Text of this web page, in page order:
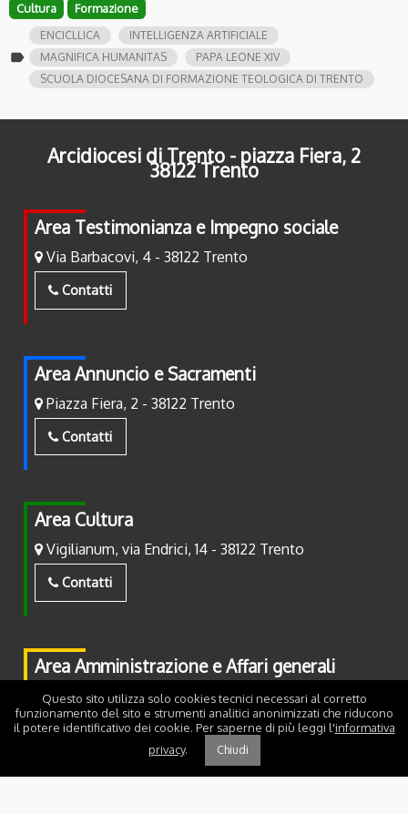
Cultura Formazione
label
ENCICLLICA
INTELLIGENZA ARTIFICIALE
MAGNIFICA HUMANITAS
PAPA LEONE XIV
SCUOLA DIOCESANA DI FORMAZIONE TEOLOGICA DI TRENTO
Arcidiocesi di Trento - piazza Fiera, 2
38122 Trento
Area Testimonianza e Impegno sociale
Via Barbacovi, 4 - 38122 Trento
Contatti
Area Annuncio e Sacramenti
Piazza Fiera, 2 - 38122 Trento
Contatti
Area Cultura
Vigilianum, via Endrici, 14 - 38122 Trento
Contatti
Area Amministrazione e Affari generali
Piazza Fiera, 2 - 38122 Trento
Contatti
Questo sito utilizza solo cookies tecnici necessari al corretto
funzionamento del sito e strumenti analitici anonimizzati che riducono
il potere identificativo dei cookie. Per saperne di più leggi l'informativa
privacy. Chiudi